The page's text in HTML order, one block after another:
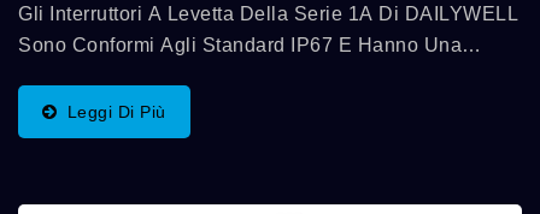
Gli Interruttori A Levetta Della Serie 1A Di DAILYWELL
Sono Conformi Agli Standard IP67 E Hanno Una
Di Funzioni Di Commutazione, SPDT, DPDT, 3PDT...
Leggi Di Più